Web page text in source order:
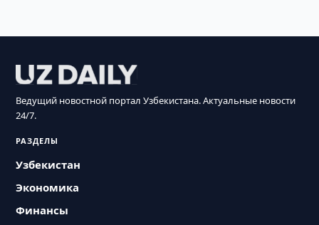
Ведущий новостной портал Узбекистана. Актуальные новости
24/7.
РАЗДЕЛЫ
Узбекистан
Экономика
Финансы